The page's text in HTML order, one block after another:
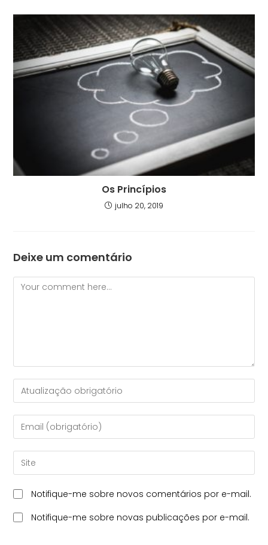
Os Princípios
julho 20, 2019
Deixe um comentário
Notifique-me sobre novos comentários por e-mail.
Notifique-me sobre novas publicações por e-mail.